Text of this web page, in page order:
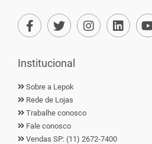
Institucional
Sobre a Lepok
Rede de Lojas
Trabalhe conosco
Fale conosco
Vendas SP: (11) 2672-7400